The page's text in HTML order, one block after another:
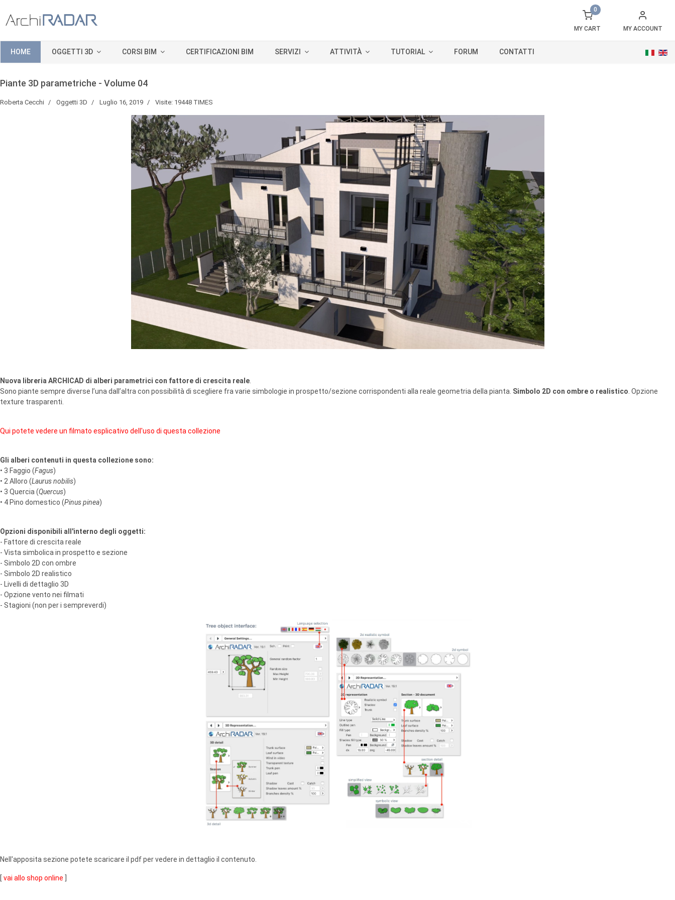
MY ACCOUNT
MY CART
0
HOME OGGETTI 3D CORSI BIM CERTIFICAZIONI BIM SERVIZI ATTIVITÀ TUTORIAL FORUM CONTATTI
Piante 3D parametriche - Volume 04
Roberta Cecchi Oggetti 3D Luglio 16, 2019 Visite: 19448 TIMES
Nuova libreria ARCHICAD di alberi parametrici con fattore di crescita reale
Sono piante sempre diverse l’una dall’altra con possibilità di scegliere fra varie simbologie in prospetto/sezione corrispondenti alla reale geometria della pianta. Simbolo 2D con ombre o realistico . Opzione
texture trasparenti.
Qui potete vedere un filmato esplicativo dell'uso di questa collezione
Gli alberi contenuti in questa collezione sono:
• 3 Faggio (Fagus)
• 2 Alloro (Laurus nobilis)
• 3 Quercia (Quercus)
• 4 Pino domestico (Pinus pinea)
Opzioni disponibili all'interno degli oggetti:
- Fattore di crescita reale
- Vista simbolica in prospetto e sezione
- Simbolo 2D con ombre
- Simbolo 2D realistico
- Livelli di dettaglio 3D
- Opzione vento nei filmati
- Stagioni (non per i sempreverdi)
Nell'apposita sezione potete scaricare il pdf per vedere in dettaglio il contenuto.
[vai allo shop online ]